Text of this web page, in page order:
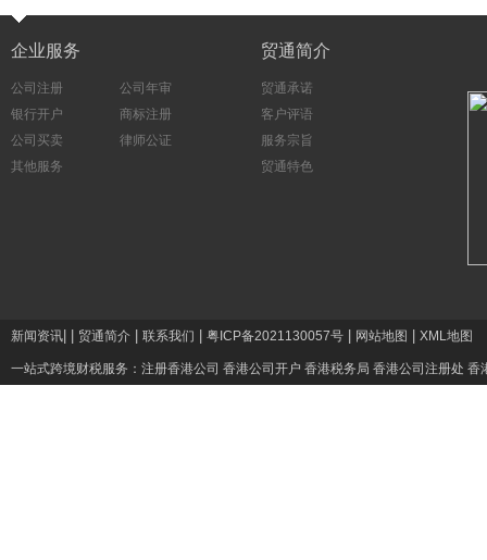
企业服务
公司注册
公司年审
银行开户
商标注册
公司买卖
律师公证
其他服务
贸通简介
贸通承诺
客户评语
服务宗旨
贸通特色
新闻资讯 贸通简介 联系我们 粤ICP备2021130057号 网站地图 XML地图
一站式跨境财税服务： 注册香港公司 香港公司开户 香港税务局 香港公司注册处 香